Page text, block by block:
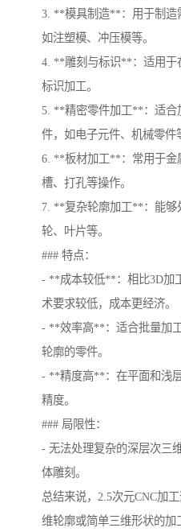
3. **模具制造**：用于制造
如注塑模、冲压模等。
4. **雕刻与标识**：适用于
标识加工。
5. **精密零件加工**：适合
件，如电子元件、机械零件
6. **板材加工**：常用于金
槽、打孔等操作。
7. **复杂轮廓加工**：能够
轮、叶片等。
### 特点：
- **成本较低**：相比3D加
术要求较低，成本更经济。
- **效率高**：适合批量加
轮廓的零件。
- **精度高**：在平面和浅
精度。
### 局限性：
- 无法处理复杂的深层次三
体雕刻。
总结来说，2.5次元CNC加
维轮廓或简单三维形状的加